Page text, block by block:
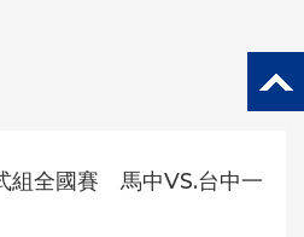
組全國賽 馬中VS.台中一